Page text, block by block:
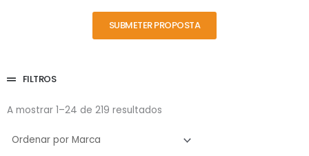
SUBMETER PROPOSTA
FILTROS
A mostrar 1–24 de 219 resultados